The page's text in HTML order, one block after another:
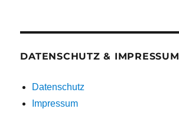
DATENSCHUTZ & IMPRESSUM
Datenschutz
Impressum